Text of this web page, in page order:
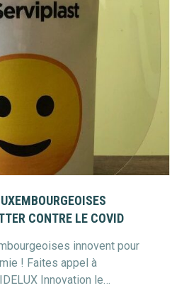
CONTRE LE COVID
innovent pour
! Faites appel à
Innovation le…